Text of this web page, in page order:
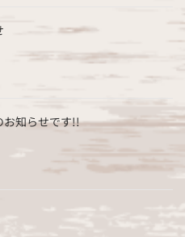
お知らせです!!